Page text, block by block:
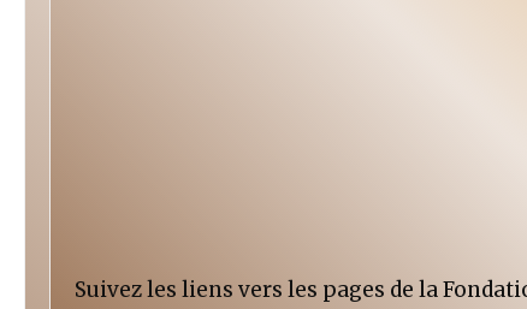
Suivez les liens vers les pages de la